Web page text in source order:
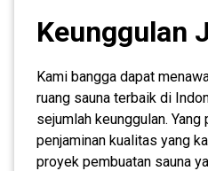
Keunggulan
Kami bangga dapat
ruang sauna terbaik di
sejumlah keunggulan. Yang
penjaminan kualitas yang
proyek pembuatan sauna